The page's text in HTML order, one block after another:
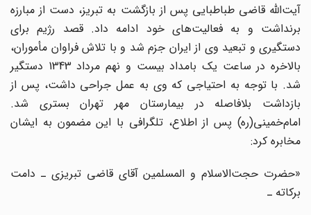
آیت‌الله قاضی طباطبایی پس از بازگشت به تبریز، دست از مبارزه
برنداشت و به فعالیت‌های خود ادامه داد. قصد رژیم برای
دستگیری و تبعید وی از ایران جزم شد و با تلاش فراوان مأموران،
بالاخره در ساعت یک بامداد بیست و نهم مرداد 1343 دستگیر
شد. با توجه به احتیاجی که وی به عمل جراحی داشت، پس از
بازداشت بلافاصله در بیمارستان مهر تهران بستری شد.
امام‌خمینی(ره) پس از اطلاع، تلگرافی با این مضمون به ایشان
مخابره کرد:
«حضرت حجت‌الاسلام و المسلمین آقای قاضی تبریزی ـ دامت
برکاته ـ